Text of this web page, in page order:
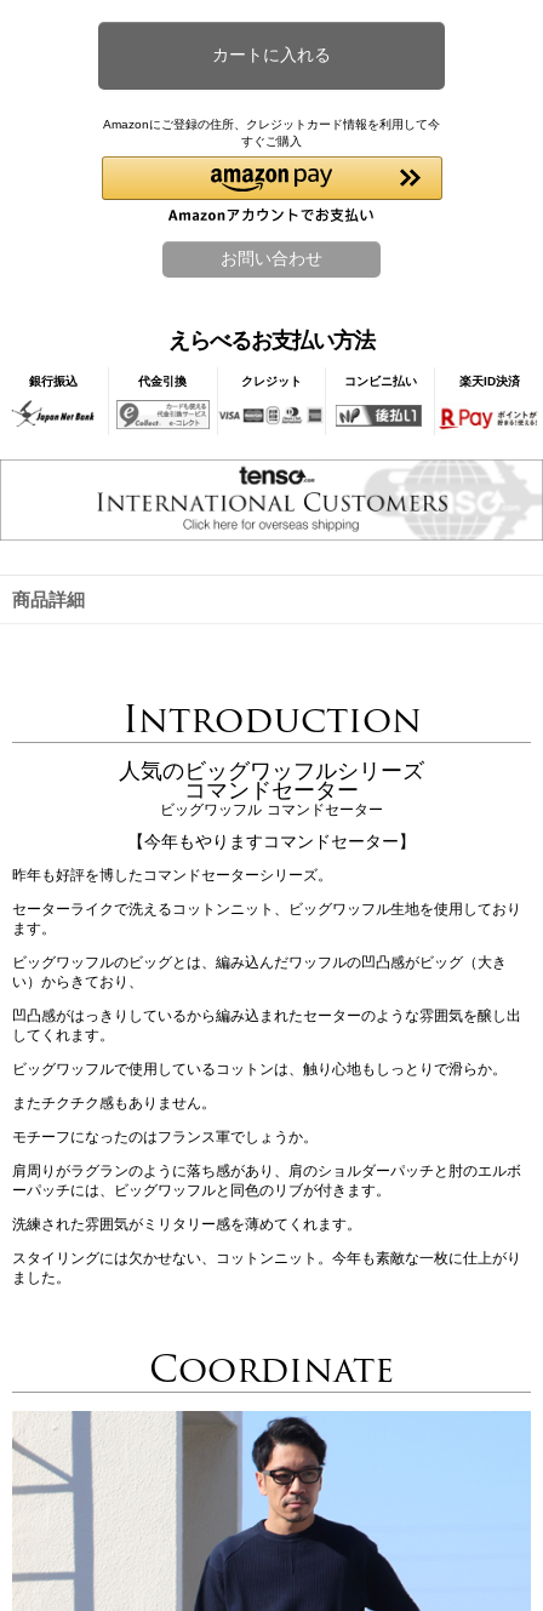
Amazonにご登録の住所、クレジットカード情報を利用して今
すぐご購入
えらべるお支払い方法
銀行振込 代金引換 クレジット コンビニ払い 楽天ID決済
商品詳細
Introduction
人気のビッグワッフルシリーズ
コマンドセーター
ビッグワッフル コマンドセーター
【今年もやりますコマンドセーター】
昨年も好評を博したコマンドセーターシリーズ。
セーターライクで洗えるコットンニット、ビッグワッフル生地を使用しており
ます。
ビッグワッフルのビッグとは、編み込んだワッフルの凹凸感がビッグ（大き
い）からきており、
凹凸感がはっきりしているから編み込まれたセーターのような雰囲気を醸し出
してくれます。
ビッグワッフルで使用しているコットンは、触り心地もしっとりで滑らか。
またチクチク感もありません。
モチーフになったのはフランス軍でしょうか。
肩周りがラグランのように落ち感があり、肩のショルダーパッチと肘のエルボ
ーパッチには、ビッグワッフルと同色のリブが付きます。
洗練された雰囲気がミリタリー感を薄めてくれます。
スタイリングには欠かせない、コットンニット。今年も素敵な一枚に仕上がり
ました。
Coordinate